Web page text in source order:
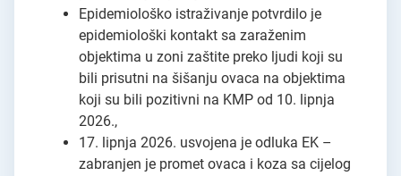
Epidemiološko istraživanje potvrdilo je
epidemiološki kontakt sa zaraženim
objektima u zoni zaštite preko ljudi koji su
bili prisutni na šišanju ovaca na objektima
koji su bili pozitivni na KMP od 10. lipnja
2026.,
17. lipnja 2026. usvojena je odluka EK –
zabranjen je promet ovaca i koza sa cijelog